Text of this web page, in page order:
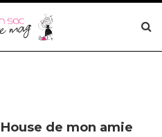
de mon amie